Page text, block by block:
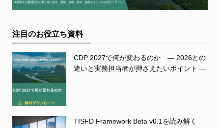
注目のお役立ち資料
CDP 2027で何が変わるのか ― 2026との
違いと実務担当者が押さえたいポイント ―
TISFD Framework Beta v0.1を読み解く